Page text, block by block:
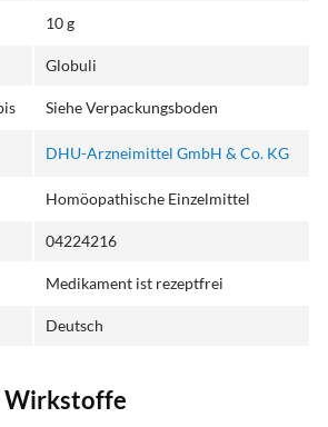
10 g
Globuli
Siehe Verpackungsboden
DHU-Arzneimittel GmbH & Co. KG
Homöopathische Einzelmittel
04224216
Medikament ist rezeptfrei
Deutsch
Wirkstoffe